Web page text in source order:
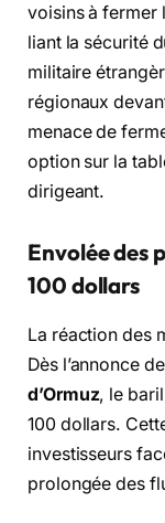
voisins à fermer
liant la sécurité
militaire
régionaux
menace de
option sur la
dirigeant.
Envolée des
100 dollars
La réaction des
Dès l’annonce
d’Ormuz, le
100 dollars.
investisseurs
prolongée des